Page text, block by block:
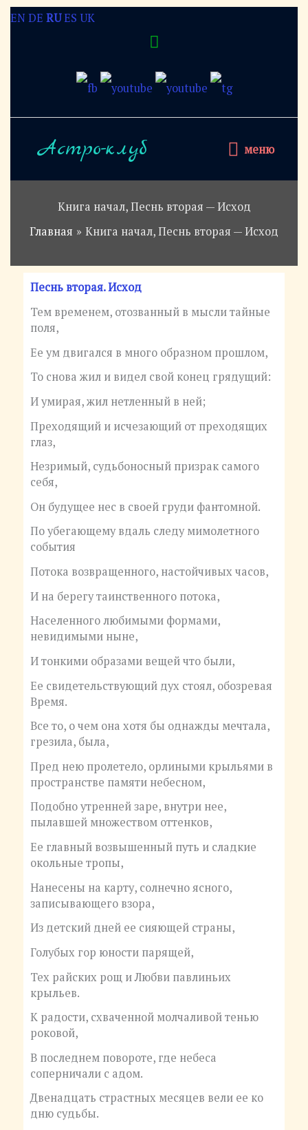
Перейти
к
хедером
Астро-клуб меню
меню
Книга начал, Песнь вторая — Исход
Главная
Книга начал, Песнь вторая — Исход
Песнь вторая. Исход
Тем временем, отозванный в мысли тайные
поля,
Ее ум двигался в много образном прошлом,
То снова жил и видел свой конец грядущий:
И умирая, жил нетленный в ней;
Преходящий и исчезающий от преходящих
глаз,
Незримый, судьбоносный призрак самого
себя,
Он будущее нес в своей груди фантомной.
По убегающему вдаль следу мимолетного
события
Потока возвращенного, настойчивых часов,
И на берегу таинственного потока,
Населенного любимыми формами,
невидимыми ныне,
И тонкими образами вещей что были,
Ее свидетельствующий дух стоял, обозревая
Время.
Все то, о чем она хотя бы однажды мечтала,
грезила, была,
Пред нею пролетело, орлиными крыльями в
пространстве памяти небесном,
Подобно утренней заре, внутри нее,
пылавшей множеством оттенков,
Ее главный возвышенный путь и сладкие
окольные тропы,
Нанесены на карту, солнечно ясного,
записывающего взора,
Из детский дней ее сияющей страны,
Голубых гор юности парящей,
Тех райских рощ и Любви павлиньих
крыльев.
К радости, схваченной молчаливой тенью
роковой,
В последнем повороте, где небеса
соперничали с адом.
Двенадцать страстных месяцев вели ее ко
дню судьбы.
ENDE RUES UK